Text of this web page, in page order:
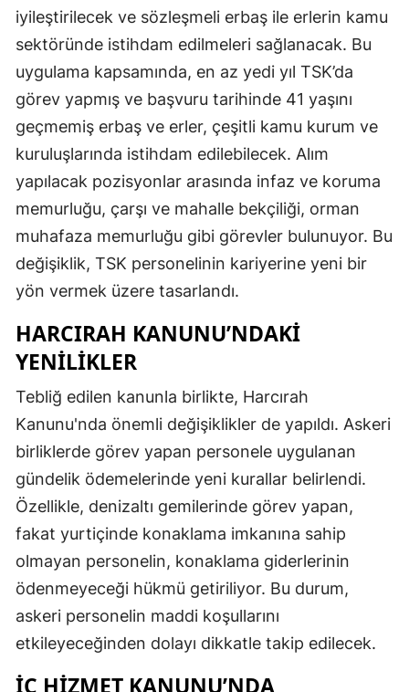
iyileştirilecek ve sözleşmeli erbaş ile erlerin kamu
sektöründe istihdam edilmeleri sağlanacak. Bu
uygulama kapsamında, en az yedi yıl TSK’da
görev yapmış ve başvuru tarihinde 41 yaşını
geçmemiş erbaş ve erler, çeşitli kamu kurum ve
kuruluşlarında istihdam edilebilecek. Alım
yapılacak pozisyonlar arasında infaz ve koruma
memurluğu, çarşı ve mahalle bekçiliği, orman
muhafaza memurluğu gibi görevler bulunuyor. Bu
değişiklik, TSK personelinin kariyerine yeni bir
yön vermek üzere tasarlandı.
HARCIRAH KANUNU’NDAKI
YENILIKLER
Tebliğ edilen kanunla birlikte, Harcırah
Kanunu'nda önemli değişiklikler de yapıldı. Askeri
birliklerde görev yapan personele uygulanan
gündelik ödemelerinde yeni kurallar belirlendi.
Özellikle, denizaltı gemilerinde görev yapan,
fakat yurtiçinde konaklama imkanına sahip
olmayan personelin, konaklama giderlerinin
ödenmeyeceği hükmü getiriliyor. Bu durum,
askeri personelin maddi koşullarını
etkileyeceğinden dolayı dikkatle takip edilecek.
İÇ HIZMET KANUNU’NDA